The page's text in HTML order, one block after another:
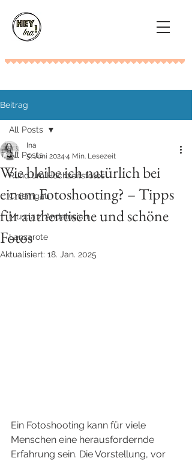
Beitrag
All Posts
Rund um Hochzeitsfotos
Chiemgau
Murcia / Andalusien
Lanzarote
All Posts
Wie bleibe ich natürlich bei
einem Fotoshooting? – Tipps
für authentische und schöne
Fotos
Ina
5. Juni 2024 4 Min. Lesezeit
Aktualisiert: 18. Jan. 2025
Ein Fotoshooting kann für viele
Menschen eine herausfordernde
Erfahrung sein. Die Vorstellung, vor